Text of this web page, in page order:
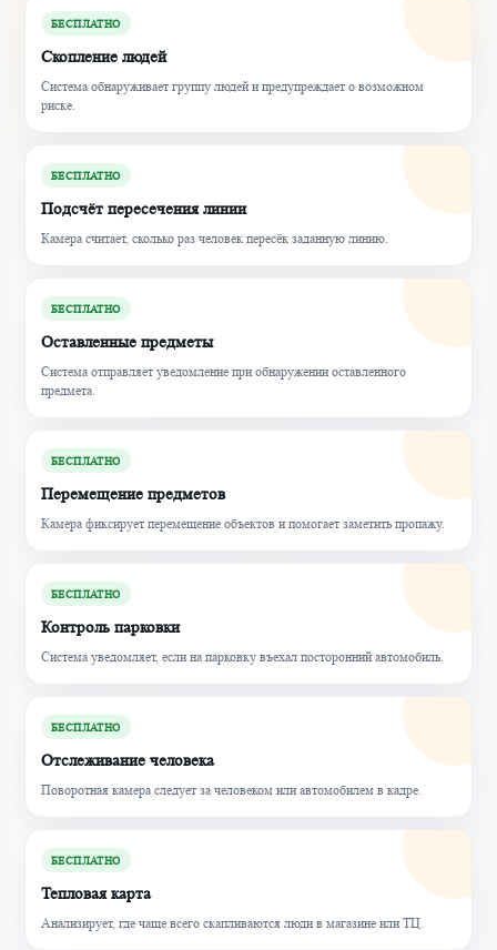
БЕСПЛАТНО
Скопление людей
Система обнаруживает группу людей и предупреждает о возможном
риске.
БЕСПЛАТНО
Подсчёт пересечения линии
Камера считает, сколько раз человек пересёк заданную линию.
БЕСПЛАТНО
Оставленные предметы
Система отправляет уведомление при обнаружении оставленного
предмета.
БЕСПЛАТНО
Перемещение предметов
Камера фиксирует перемещение объектов и помогает заметить пропажу.
БЕСПЛАТНО
Контроль парковки
Система уведомляет, если на парковку въехал посторонний автомобиль.
БЕСПЛАТНО
Отслеживание человека
Поворотная камера следует за человеком или автомобилем в кадре.
БЕСПЛАТНО
Тепловая карта
Анализирует, где чаще всего скапливаются люди в магазине или ТЦ.